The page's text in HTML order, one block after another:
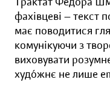
фахівцеві — текст
має поводитися
комунікуючи з
виховувати
худóжнє не лише